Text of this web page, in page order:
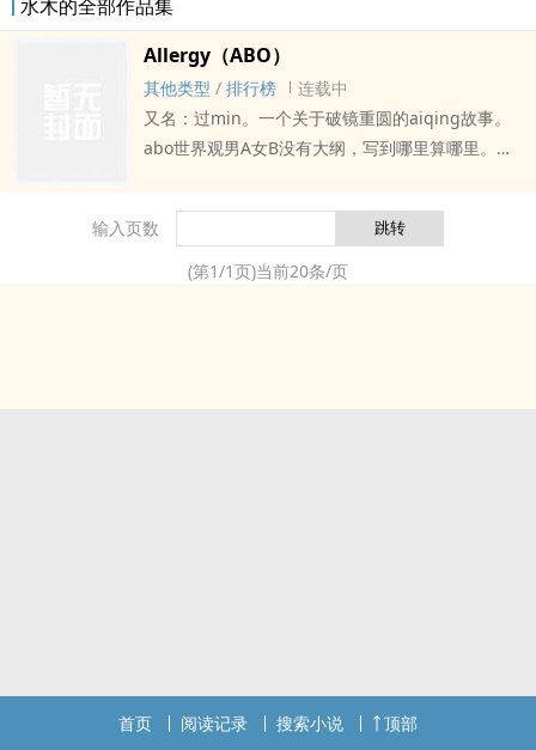
水木的全部作品集
Allergy（ABO）
其他类型 / 排行榜
连载中
又名：过min。一个关于破镜重圆的aiqing故事。
abo世界观男A女B没有大纲，写到哪里算哪里。如
朋友推荐本书
输入页数
(第1/1页)当前20条/页
首页 阅读记录 搜索小说 顶部